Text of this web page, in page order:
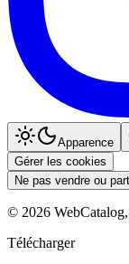
Apparence
Gérer les cookies
Ne pas vendre ou
© 2026
Télécharger